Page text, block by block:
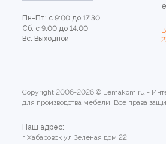
Пн-Пт: с 9:00 до 17:30
Сб: с 9:00 до 14:00
Вс: Выходной
Copyright 2006-2026 © Lemakom.ru -
для производства мебели. Все права
Наш адрес:
г.Хабаровск ул.Зеленая дом 22.